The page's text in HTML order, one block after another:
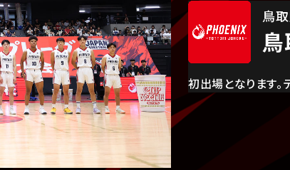
鳥
初出場となります。